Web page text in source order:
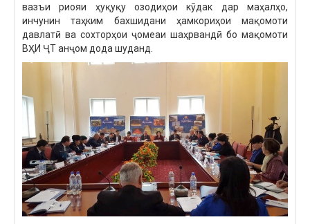
вазъи риояи ҳуқуқу озодиҳои кӯдак дар маҳалҳо,
инчунин таҳким бахшидани ҳамкориҳои мақомоти
давлатӣ ва сохторҳои ҷомеаи шаҳрвандӣ бо мақомоти
ВҲИ ҶТ анҷом дода шуданд.